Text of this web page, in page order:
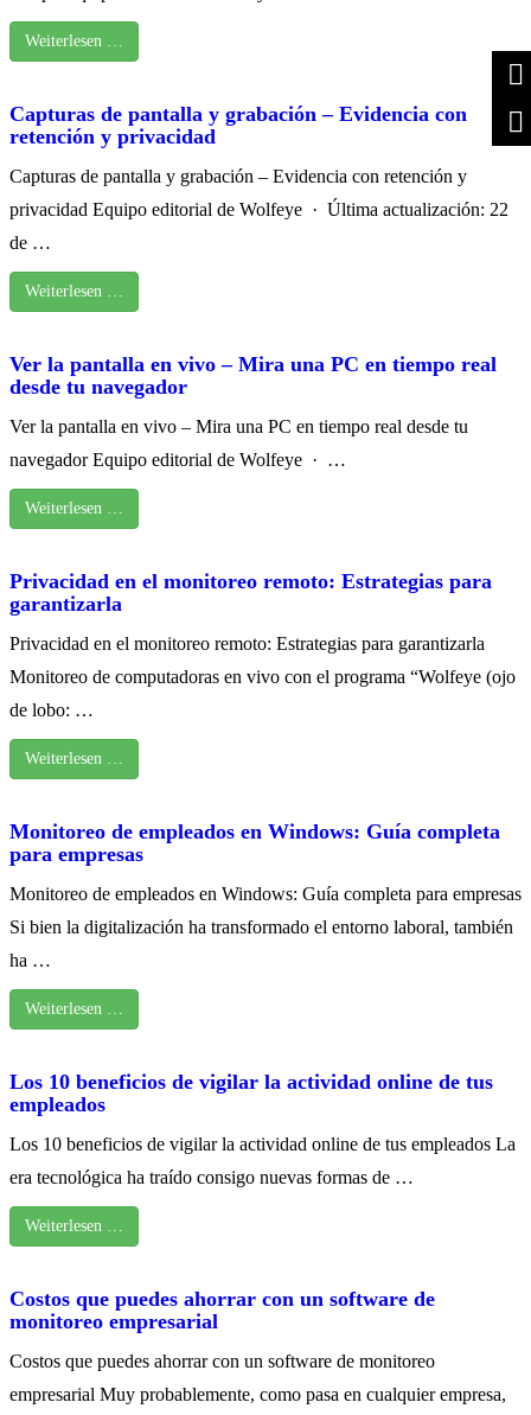
Weiterlesen …
Capturas de pantalla y grabación – Evidencia con
retención y privacidad
Capturas de pantalla y grabación – Evidencia con retención y
privacidad Equipo editorial de Wolfeye · Última actualización: 22
de …
Weiterlesen …
Ver la pantalla en vivo – Mira una PC en tiempo real
desde tu navegador
Ver la pantalla en vivo – Mira una PC en tiempo real desde tu
navegador Equipo editorial de Wolfeye · …
Weiterlesen …
Privacidad en el monitoreo remoto: Estrategias para
garantizarla
Privacidad en el monitoreo remoto: Estrategias para garantizarla
Monitoreo de computadoras en vivo con el programa “Wolfeye (ojo
de lobo: …
Weiterlesen …
Monitoreo de empleados en Windows: Guía completa
para empresas
Monitoreo de empleados en Windows: Guía completa para empresas
Si bien la digitalización ha transformado el entorno laboral, también
ha …
Weiterlesen …
Los 10 beneficios de vigilar la actividad online de tus
empleados
Los 10 beneficios de vigilar la actividad online de tus empleados La
era tecnológica ha traído consigo nuevas formas de …
Weiterlesen …
Costos que puedes ahorrar con un software de
monitoreo empresarial
Costos que puedes ahorrar con un software de monitoreo
empresarial Muy probablemente, como pasa en cualquier empresa,